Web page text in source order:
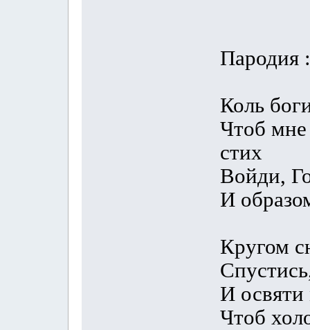
Пародия :
Коль
Чтоб мне
стих
Войди,
И
Кругом
И освяти
Чтоб